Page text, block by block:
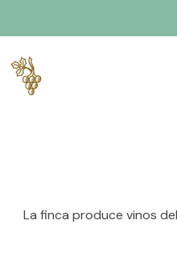
La finca produce vinos